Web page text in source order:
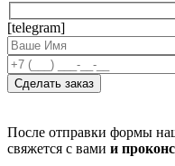
[telegram]
После отправки формы
свяжется с вами и